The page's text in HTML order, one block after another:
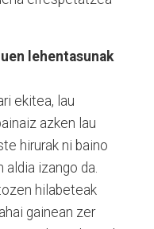
lehentasunak
ekitea, lau
azken lau
hirurak ni baino
izango da.
hilabeteak
gainean zer